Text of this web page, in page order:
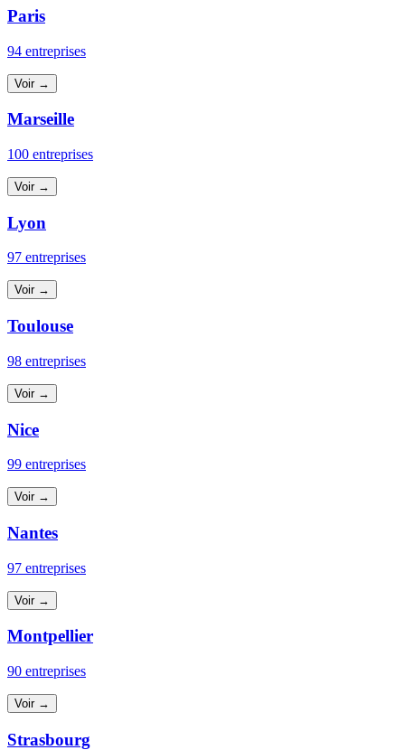
Paris
94 entreprises
Voir →
Marseille
100 entreprises
Voir →
Lyon
97 entreprises
Voir →
Toulouse
98 entreprises
Voir →
Nice
99 entreprises
Voir →
Nantes
97 entreprises
Voir →
Montpellier
90 entreprises
Voir →
Strasbourg